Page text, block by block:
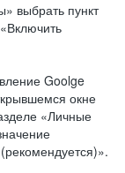
выбрать пункт
Goolge
окне
«Личные